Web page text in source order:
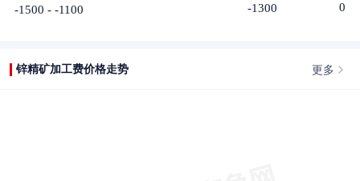
-1500 - -1100 -1300 0
锌精矿加工费价格走势 更多